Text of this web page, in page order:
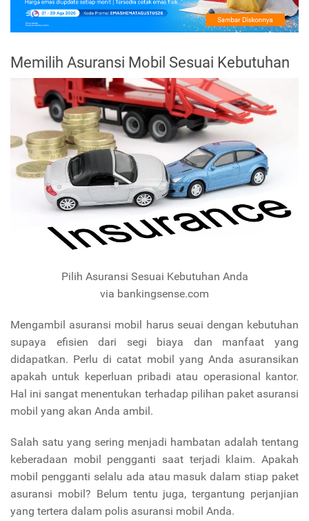
Memilih Asuransi Mobil Sesuai Kebutuhan
Pilih Asuransi Sesuai Kebutuhan Anda
via bankingsense.com
Mengambil asuransi mobil harus seuai dengan kebutuhan
supaya efisien dari segi biaya dan manfaat yang
didapatkan. Perlu di catat mobil yang Anda asuransikan
apakah untuk keperluan pribadi atau operasional kantor.
Hal ini sangat menentukan terhadap pilihan paket asuransi
mobil yang akan Anda ambil.
Salah satu yang sering menjadi hambatan adalah tentang
keberadaan mobil pengganti saat terjadi klaim. Apakah
mobil pengganti selalu ada atau masuk dalam stiap paket
asuransi mobil? Belum tentu juga, tergantung perjanjian
yang tertera dalam polis asuransi mobil Anda.